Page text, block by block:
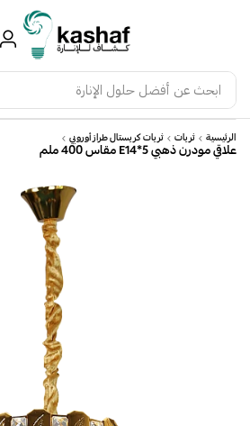
ابحث عن أفضل حلول الإنارة
الرئيسية ثريات ثريات كريستال طراز أوروبي
علاقي مودرن ذهبي E14*5 مقاس 400 ملم